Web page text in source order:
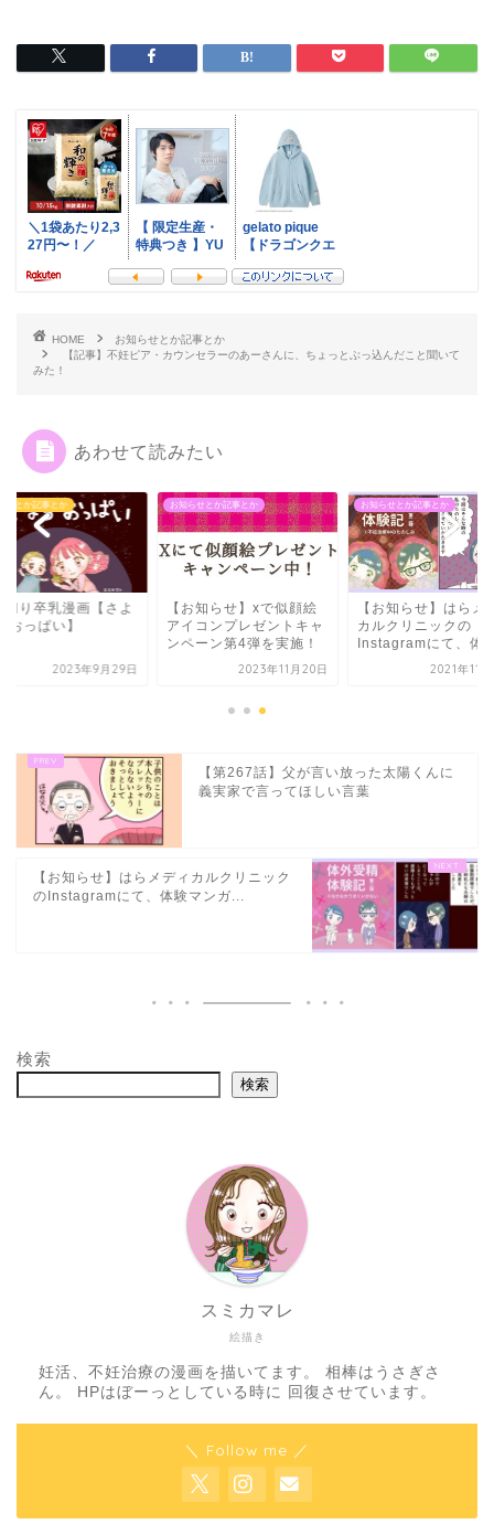
HOME
お知らせとか記事とか
【記事】不妊ピア・カウンセラーのあーさんに、ちょっとぶっ込んだこと聞いて
みた！
あわせて読みたい
せとか記事とか
切り卒乳漫画【さよ
おっぱい】
2023年9月29日
お知らせとか記事とか
【お知らせ】xで似顔絵
アイコンプレゼントキャ
ンペーン第4弾を実施！
2023年11月20日
お知らせとか記事とか
【お知らせ】はらメ
カルクリニックの
Instagramにて、体
2021年11
【第267話】父が言い放った太陽くんに
義実家で言ってほしい言葉
【お知らせ】はらメディカルクリニック
のInstagramにて、体験マンガ...
検索
検索
絵描き
スミカマレ
妊活、不妊治療の漫画を描いてます。 相棒はうさぎさ
ん。 HPはぼーっとしている時に 回復させています。
＼ Follow me ／